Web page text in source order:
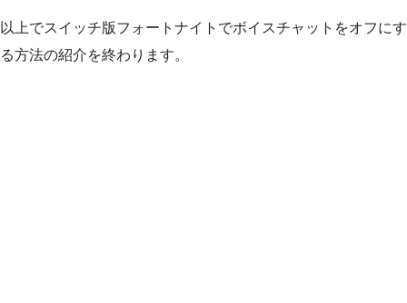
以上でスイッチ版フォートナイトでボイスチャットをオフにす
る方法の紹介を終わります。